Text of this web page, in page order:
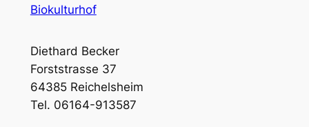
Biokulturhof
Diethard Becker
Forststrasse 37
64385 Reichelsheim
Tel. 06164-913587